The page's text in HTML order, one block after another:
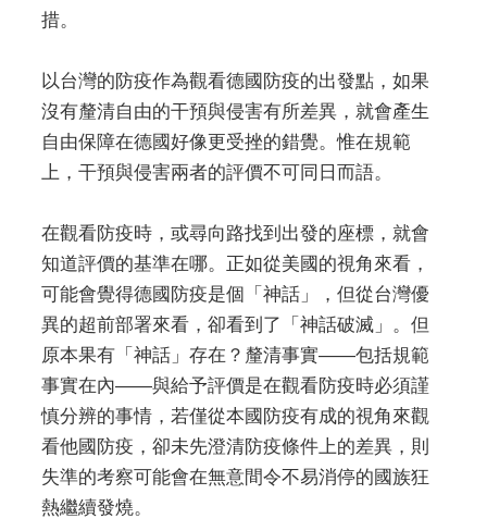
措。
以台灣的防疫作為觀看德國防疫的出發點，如果
沒有釐清自由的干預與侵害有所差異，就會產生
自由保障在德國好像更受挫的錯覺。惟在規範
上，干預與侵害兩者的評價不可同日而語。
在觀看防疫時，或尋向路找到出發的座標，就會
知道評價的基準在哪。正如從美國的視角來看，
可能會覺得德國防疫是個「神話」，但從台灣優
異的超前部署來看，卻看到了「神話破滅」。但
原本果有「神話」存在？釐清事實——包括規範
事實在內——與給予評價是在觀看防疫時必須謹
慎分辨的事情，若僅從本國防疫有成的視角來觀
看他國防疫，卻未先澄清防疫條件上的差異，則
失準的考察可能會在無意間令不易消停的國族狂
熱繼續發燒。